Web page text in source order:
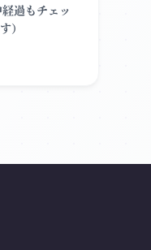
過もチェッ
）